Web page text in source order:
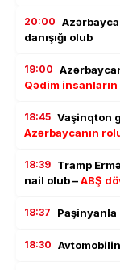
20:00
danışığı olub
19:00
Qədim
18:45 Vaşinqton
Azərbaycanın
18:39 Tramp
nail olub –ABŞ
18:37 Paşinyanla
18:30